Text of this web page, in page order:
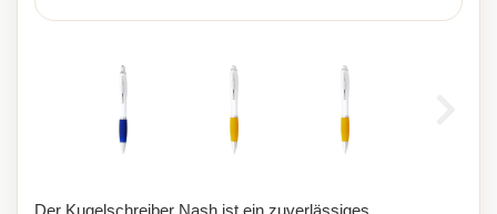
Der Kugelschreiber Nash ist ein zuverlässiges